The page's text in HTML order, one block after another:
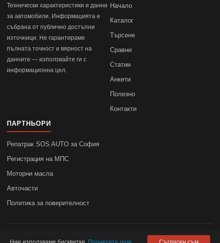
Технически характеристики и данни
за автомобили. Информацията е
събрана от публично достъпни
източници. Не гарантираме
пълната точност и вярност на
данните — използвайте ги с
информационна цел.
Начало
Каталог
Търсене
Сравни
Статии
Анкети
Полезно
Контакти
ПАРТНЬОРИ
Репатрак SOS AUTO за София
Регистрация на МПС
Моторни масла
Авточасти
Политика за поверителност